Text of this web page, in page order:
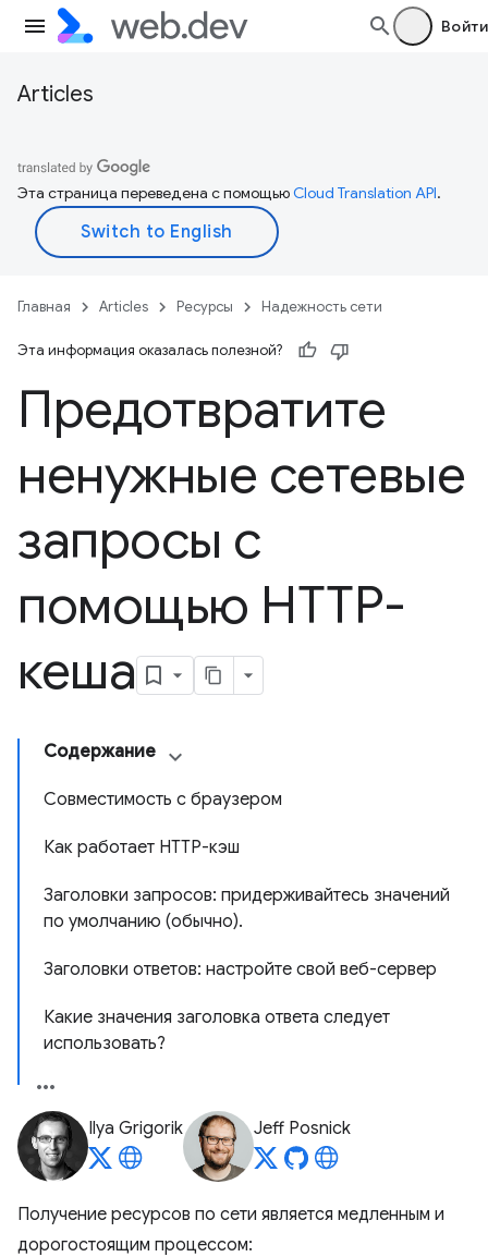
Войти
Articles
Эта страница переведена с помощьюCloud Translation API.
Главная Articles Ресурсы Надежность сети
Эта информация оказалась полезной?
Предотвратите
ненужные сетевые
запросы с
помощью HTTP-
кеша
Содержание
Совместимость с браузером
Как работает HTTP-кэш
Заголовки запросов: придерживайтесь значений
по умолчанию (обычно).
Заголовки ответов: настройте свой веб-сервер
Какие значения заголовка ответа следует
использовать?
Ilya Grigorik Jeff Posnick
Получение ресурсов по сети является медленным и
дорогостоящим процессом: